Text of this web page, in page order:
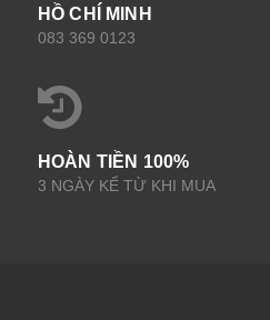
HỒ CHÍ MINH
083 369 0123
HOÀN TIỀN 100%
3 NGÀY KỂ TỪ KHI MUA